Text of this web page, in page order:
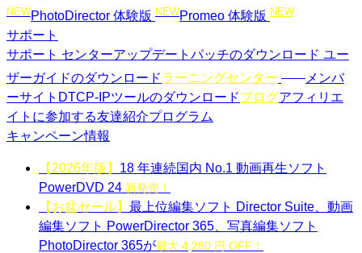
NEWPhotoDirector 体験版 NEWPromeo 体験版 NEW
サポート
サポート センターアップデートパッチのダウンロード ユー
ザーガイドのダウンロードラーニングセンター
メンバ
ーサイト DTCP-IPツールのダウンロードブログアフィリエ
イトに参加する友達紹介プログラム
キャンペーン情報
【2026年版】 18 年連続国内 No.1 動画再生ソフト
PowerDVD 24 新発売！
【お盆セール】 最上位編集ソフト Director Suite、動画
編集ソフト PowerDirector 365、写真編集ソフト
PhotoDirector 365が最大 4,280 円 OFF！